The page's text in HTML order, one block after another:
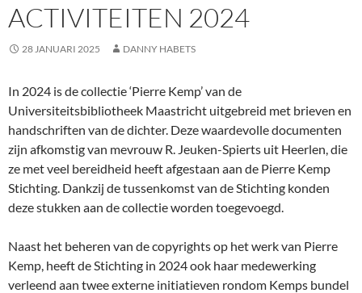
ACTIVITEITEN 2024
28 JANUARI 2025 DANNY HABETS
In 2024 is de collectie ‘Pierre Kemp’ van de
Universiteitsbibliotheek Maastricht uitgebreid met brieven en
handschriften van de dichter. Deze waardevolle documenten
zijn afkomstig van mevrouw R. Jeuken-Spierts uit Heerlen, die
ze met veel bereidheid heeft afgestaan aan de Pierre Kemp
Stichting. Dankzij de tussenkomst van de Stichting konden
deze stukken aan de collectie worden toegevoegd.
Naast het beheren van de copyrights op het werk van Pierre
Kemp, heeft de Stichting in 2024 ook haar medewerking
verleend aan twee externe initiatieven rondom Kemps bundel